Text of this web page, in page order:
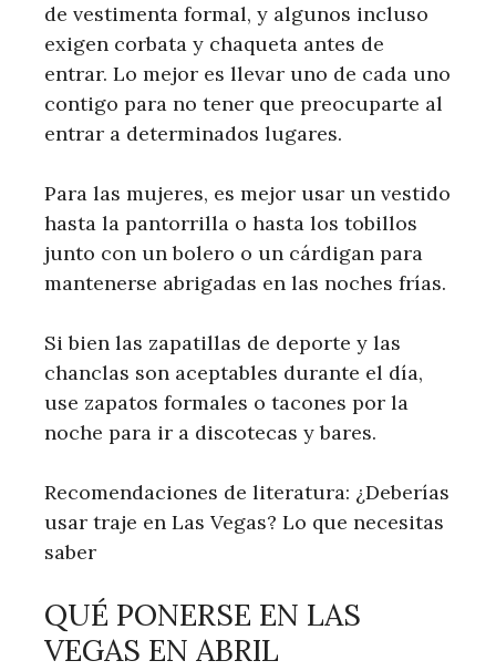
de vestimenta formal, y algunos incluso
exigen corbata y chaqueta antes de
entrar. Lo mejor es llevar uno de cada uno
contigo para no tener que preocuparte al
entrar a determinados lugares.
Para las mujeres, es mejor usar un vestido
hasta la pantorrilla o hasta los tobillos
junto con un bolero o un cárdigan para
mantenerse abrigadas en las noches frías.
Si bien las zapatillas de deporte y las
chanclas son aceptables durante el día,
use zapatos formales o tacones por la
noche para ir a discotecas y bares.
Recomendaciones de literatura: ¿Deberías
usar traje en Las Vegas? Lo que necesitas
saber
QUÉ PONERSE EN LAS
VEGAS EN ABRIL